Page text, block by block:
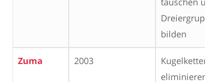
bilden
Zuma 2003
Kugelketten
eliminieren